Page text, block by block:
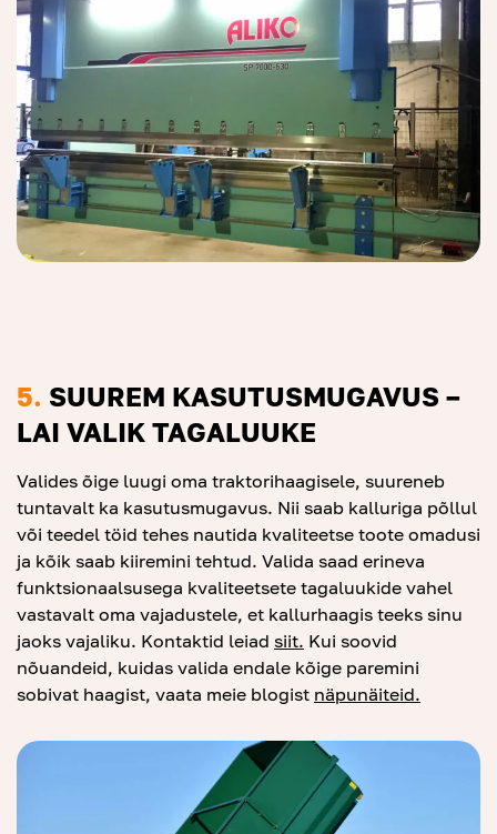
5. SUUREM KASUTUSMUGAVUS –
LAI VALIK TAGALUUKE
Valides õige luugi oma traktorihaagisele, suureneb
tuntavalt ka kasutusmugavus. Nii saab kalluriga põllul
või teedel töid tehes nautida kvaliteetse toote omadusi
ja kõik saab kiiremini tehtud. Valida saad erineva
funktsionaalsusega kvaliteetsete tagaluukide vahel
vastavalt oma vajadustele, et kallurhaagis teeks sinu
jaoks vajaliku. Kontaktid leiad siit. Kui soovid
nõuandeid, kuidas valida endale kõige paremini
sobivat haagist, vaata meie blogist näpunäiteid.